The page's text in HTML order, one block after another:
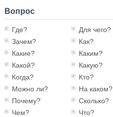
Вопрос
Где? Для чего?
Зачем?
Как?
Какие?
Каким?
Какой?
Какую?
Когда?
Кто?
Можно ли?
На каком?
Почему?
Сколько?
Чем?
Что?